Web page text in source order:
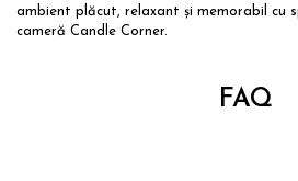
ambient plăcut, relaxant și memorabil cu
cameră Candle Corner.
FAQ